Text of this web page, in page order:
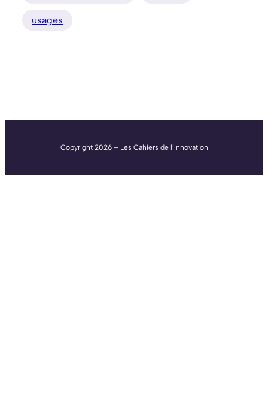
usages
Copyright 2026 – Les Cahiers de l’Innovation